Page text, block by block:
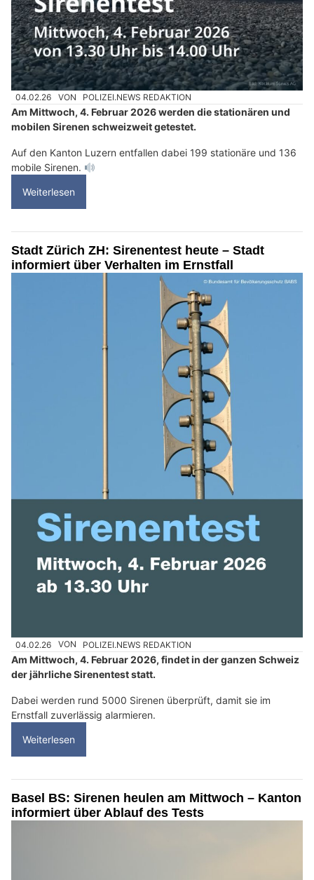
04.02.26 VON POLIZEI.NEWS REDAKTION
Am Mittwoch, 4. Februar 2026 werden die stationären und
mobilen Sirenen schweizweit getestet.
Auf den Kanton Luzern entfallen dabei 199 stationäre und 136
mobile Sirenen.
Weiterlesen
Stadt Zürich ZH: Sirenentest heute – Stadt
informiert über Verhalten im Ernstfall
04.02.26 VON POLIZEI.NEWS REDAKTION
Am Mittwoch, 4. Februar 2026, findet in der ganzen Schweiz
der jährliche Sirenentest statt.
Dabei werden rund 5000 Sirenen überprüft, damit sie im
Ernstfall zuverlässig alarmieren.
Weiterlesen
Basel BS: Sirenen heulen am Mittwoch – Kanton
informiert über Ablauf des Tests